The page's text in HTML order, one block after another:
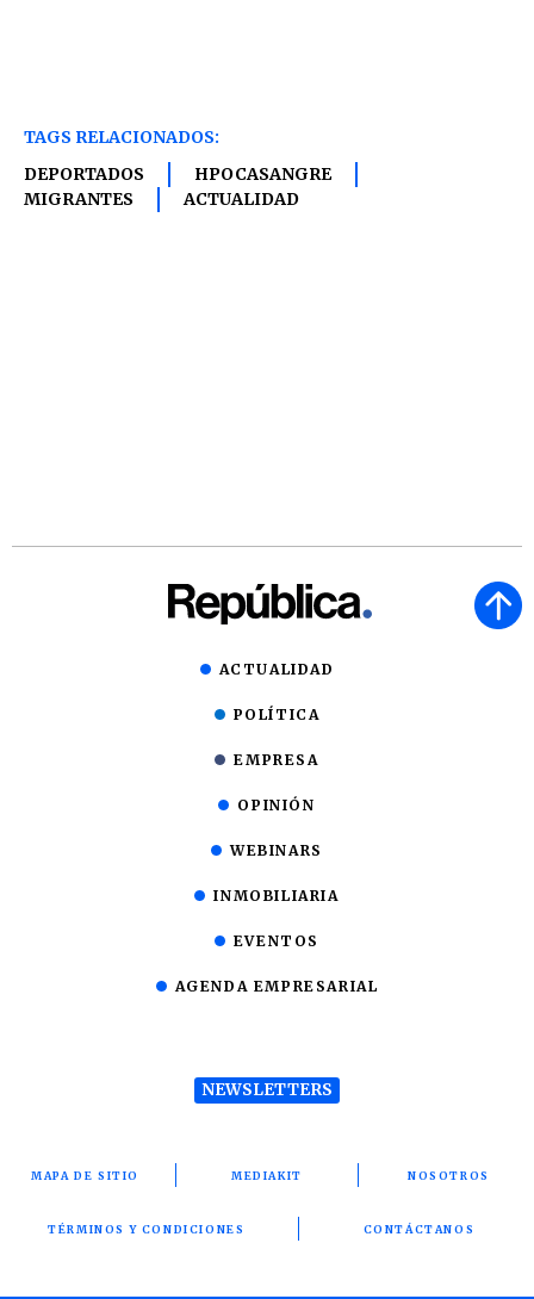
TAGS RELACIONADOS:
DEPORTADOS
HPOCASANGRE
MIGRANTES
ACTUALIDAD
ACTUALIDAD
POLÍTICA
EMPRESA
OPINIÓN
WEBINARS
INMOBILIARIA
EVENTOS
AGENDA EMPRESARIAL
NEWSLETTERS
MAPA DE SITIO MEDIAKIT NOSOTROS
TÉRMINOS Y CONDICIONES CONTÁCTANOS